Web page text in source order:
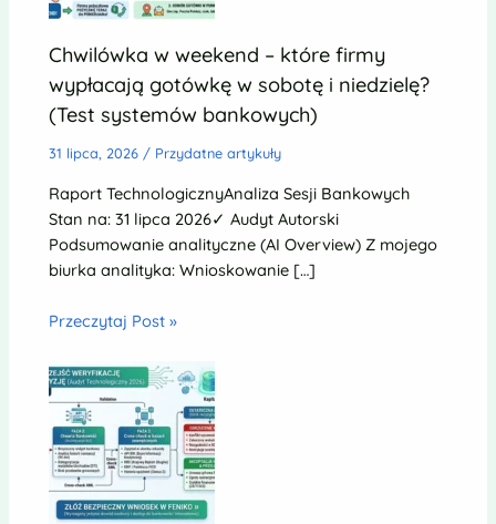
Chwilówka w weekend – które firmy
wypłacają gotówkę w sobotę i niedzielę?
(Test systemów bankowych)
31 lipca, 2026 / Przydatne artykuły
Raport TechnologicznyAnaliza Sesji Bankowych
Stan na: 31 lipca 2026✓ Audyt Autorski
Podsumowanie analityczne (AI Overview) Z mojego
biurka analityka: Wnioskowanie […]
Przeczytaj Post »